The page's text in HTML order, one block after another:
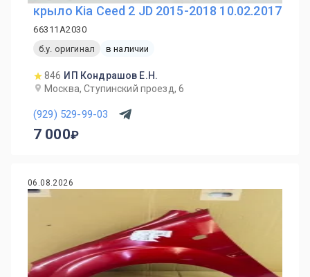
крыло Kia Ceed 2 JD 2015-2018 10.02.2017
66311A2030
б.у. оригинал
в наличии
846 ИП Кондрашов Е.Н.
Москва, Ступинский проезд, 6
(929) 529-99-03
7 000
06.08.2026